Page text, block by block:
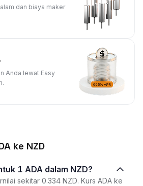
dan biaya maker
Anda lewat Easy
ke NZD
1 ADA dalam NZD?
sekitar 0.334 NZD. Kurs ADA ke